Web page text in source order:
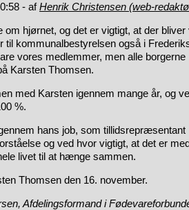
- afHenrik Christensen (web-
om hjørnet, og det er vigtigt, at der bliver
til kommunalbestyrelsen også i
vores medlemmer, men alle
Karsten Thomsen.
med Karsten igennem mange år, og
%.
hans job, som
og ved hvor vigtigt, at det er
livet til at hænge sammen.
Thomsen den 16. november.
Afdelingsformand i